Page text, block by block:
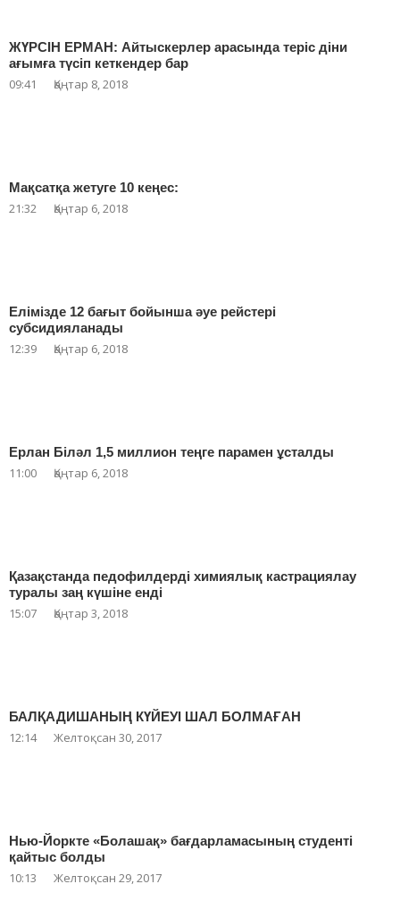
ЖҮРСІН ЕРМАН: Айтыскерлер арасында теріс діни
ағымға түсіп кеткендер бар
09:41 Қаңтар 8, 2018
Мақсатқа жетуге 10 кеңес:
21:32 Қаңтар 6, 2018
Елімізде 12 бағыт бойынша әуе рейстері
субсидияланады
12:39 Қаңтар 6, 2018
Ерлан Біләл 1,5 миллион теңге парамен ұсталды
11:00 Қаңтар 6, 2018
Қазақстанда педофилдерді химиялық кастрациялау
туралы заң күшіне енді
15:07 Қаңтар 3, 2018
БАЛҚАДИШАНЫҢ КҮЙЕУІ ШАЛ БОЛМАҒАН
12:14 Желтоқсан 30, 2017
Нью-Йоркте «Болашақ» бағдарламасының студенті
қайтыс болды
10:13 Желтоқсан 29, 2017